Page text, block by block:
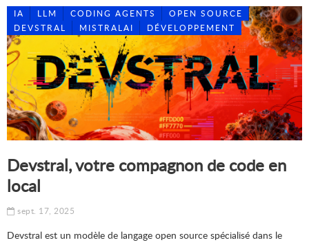
IA LLM CODING AGENTS
OPEN SOURCE
DEVSTRAL
MISTRALAI DÉVELOPPEMENT
Devstral, votre compagnon de code en
local
sept. 17, 2025
Devstral est un modèle de langage open source spécialisé dans le